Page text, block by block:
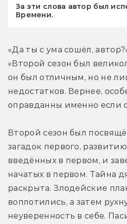
За эти слова автор был
Времени.
«Да ты с ума сошёл,
«Второй сезон был
он был отличным, но не
недостатков. Вернее,
оправданны именно если
Второй сезон был
загадок первого,
введённых в первом, и
начатых в первом. Тайна
раскрыта. Злодейские
воплотились, а затем
неуверенность в себе.